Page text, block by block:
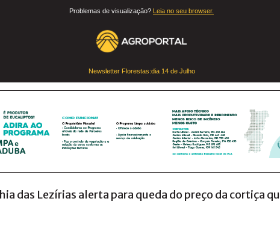
Problemas de visualização? Leia no seu browser.
Newsletter Florestas:dia 14 de Julho
das Lezírias alerta para queda do preço da cortiça